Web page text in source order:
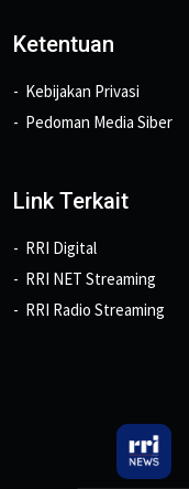
Ketentuan
Kebijakan Privasi
Pedoman Media Siber
Link Terkait
RRI Digital
RRI NET Streaming
RRI Radio Streaming